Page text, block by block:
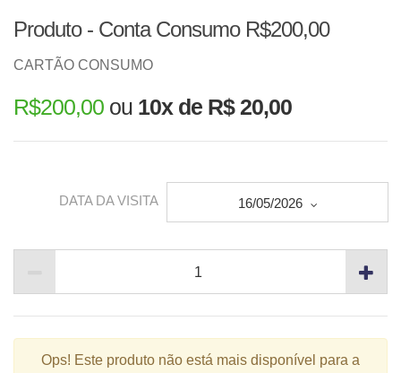
Produto - Conta Consumo R$200,00
CARTÃO CONSUMO
R$200,00 ou 10x de R$ 20,00
DATA DA VISITA 16/05/2026
Ops! Este produto não está mais disponível para a